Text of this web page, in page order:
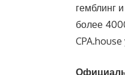
гемблинг
более